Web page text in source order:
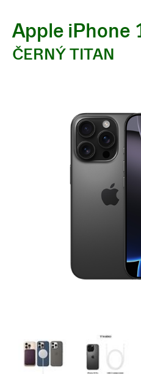
Apple iPhone
ČERNÝ TITAN